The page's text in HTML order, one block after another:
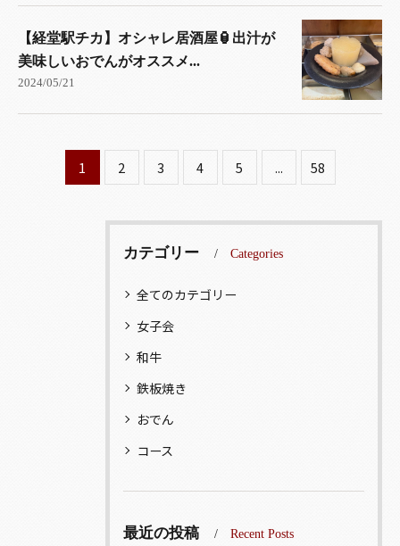
【経堂駅チカ】オシャレ居酒屋🏮出汁が
美味しいおでんがオススメ...
2024/05/21
1 2 3 4 5 ... 58
カテゴリー Categories
全てのカテゴリー
女子会
和牛
鉄板焼き
おでん
コース
最近の投稿 Recent Posts